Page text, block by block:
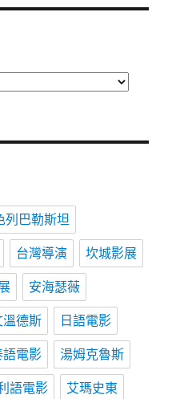
列巴勒斯坦
台灣導演 坎城影展
安海瑟薇
溫德斯 日語電影
語電影 湯姆克魯斯
語電影 艾瑪史東